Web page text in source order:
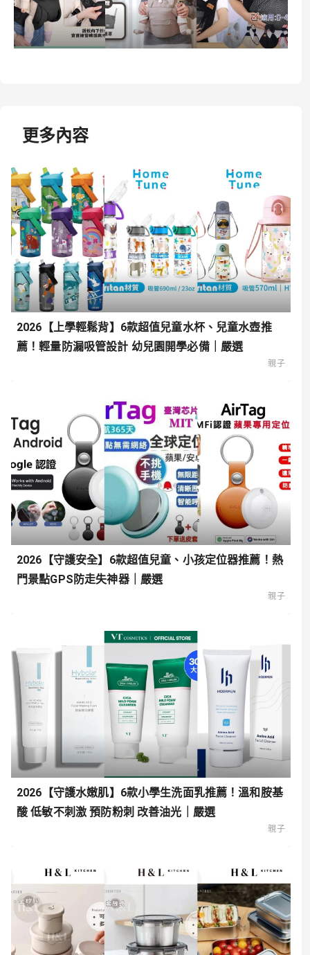
更多內容
2026【上學輕鬆背】6款超值兒童水杯、兒童水壺推
薦！輕量防漏吸管設計 幼兒園開學必備｜嚴選
親子
2026【守護安全】6款超值兒童、小孩定位器推薦！熱
門景點GPS防走失神器｜嚴選
親子
2026【守護水嫩肌】6款小學生洗面乳推薦！溫和胺基
酸 低敏不刺激 預防粉刺 改善油光｜嚴選
親子